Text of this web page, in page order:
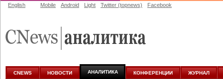
аналитике
English Mobile Android Light Twitter (topnews) Facebook
CNEWS НОВОСТИ АНАЛИТИКА КОНФЕРЕНЦИИ ЖУРНАЛ